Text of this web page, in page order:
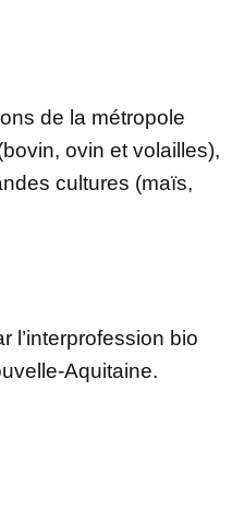
de la métropole
ovin et volailles),
cultures (maïs,
l’interprofession bio
Aquitaine.